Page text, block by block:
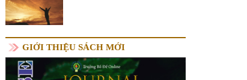
GIỚI THIỆU SÁCH MỚI